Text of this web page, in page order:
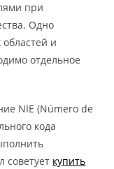
при
Одно
и
отдельное
NIE (Número de
кода
советует купить